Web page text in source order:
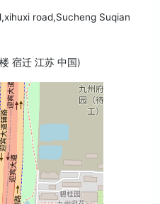
road,Sucheng Suqian
宿迁 江苏 中国)